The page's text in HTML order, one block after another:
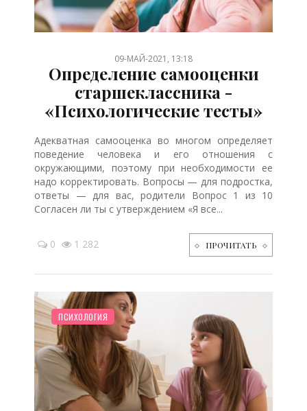
/
09-МАЙ-2021, 13:18
Определение самооценки
старшеклассника -
«Психологические тесты»
Адекватная самооценка во многом определяет
поведение человека и его отношения с
окружающими, поэтому при необходимости ее
надо корректировать. Вопросы — для подростка,
ответы — для вас, родители Вопрос 1 из 10
Согласен ли ты с утверждением «Я все...
0 1 282 ПРОЧИТАТЬ
СЕМЬЯ
ПСИХОЛОГИЯ